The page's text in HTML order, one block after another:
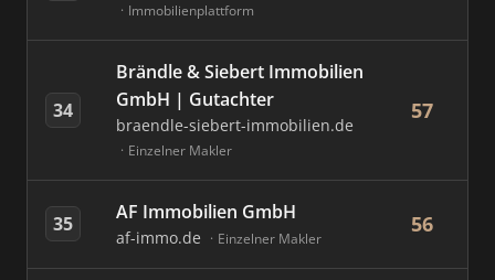
Immobilienplattform
34
Brändle & Siebert Immobilien
GmbH | Gutachter
braendle-siebert-immobilien.de
Einzelner Makler
57
35 AF Immobilien GmbH
af-immo.de Einzelner Makler
56